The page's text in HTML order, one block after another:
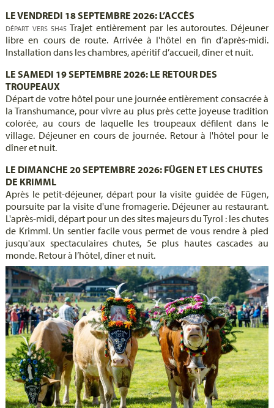
LE VENDREDI 18 SEPTEMBRE 2026: L’ACCÈS
DÉPART VERS 5H45 Trajet entièrement par les autoroutes. Déjeuner
libre en cours de route. Arrivée à l'hôtel en fin d’après-midi.
Installation dans les chambres, apéritif d’accueil, dîner et nuit.
LE SAMEDI 19 SEPTEMBRE 2026: LE RETOUR DES
TROUPEAUX
Départ de votre hôtel pour une journée entièrement consacrée à
la Transhumance, pour vivre au plus près cette joyeuse tradition
colorée, au cours de laquelle les troupeaux défilent dans le
village. Déjeuner en cours de journée. Retour à l'hôtel pour le
dîner et nuit.
LE DIMANCHE 20 SEPTEMBRE 2026: FÜGEN ET LES CHUTES
DE KRIMML
Après le petit-déjeuner, départ pour la visite guidée de Fügen,
poursuite par la visite d'une fromagerie. Déjeuner au restaurant.
L'après-midi, départ pour un des sites majeurs du Tyrol : les chutes
de Krimml. Un sentier facile vous permet de vous rendre à pied
jusqu'aux spectaculaires chutes, 5e plus hautes cascades au
monde. Retour à l’hôtel, dîner et nuit.